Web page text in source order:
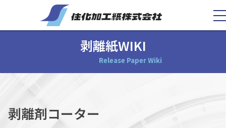
剥離紙WIKI
Release Paper Wiki
剥離剤コーター